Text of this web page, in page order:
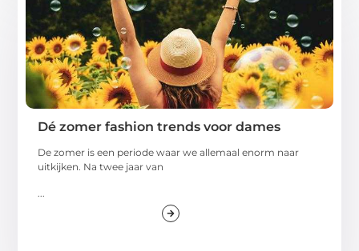
Dé zomer fashion trends voor dames
De zomer is een periode waar we allemaal enorm naar
uitkijken. Na twee jaar van